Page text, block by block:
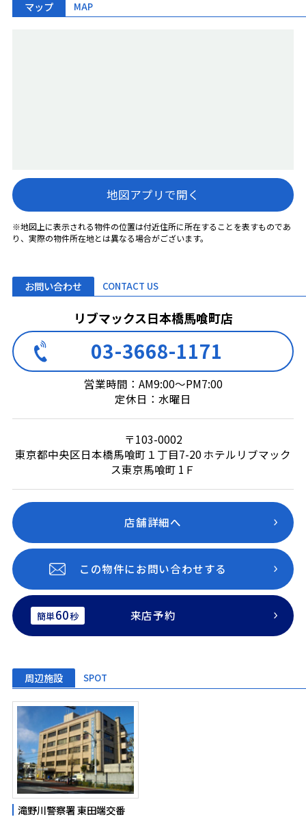
マップ MAP
地図アプリで開く
※地図上に表示される物件の位置は付近住所に所在することを表すものであ
り、実際の物件所在地とは異なる場合がございます。
お問い合わせ CONTACT US
リブマックス日本橋馬喰町店
03-3668-1171
営業時間：AM9:00～PM7:00
定休日：水曜日
〒103-0002
東京都中央区日本橋馬喰町１丁目7-20 ホテルリブマック
ス東京馬喰町 1Ｆ
店舗詳細へ
この物件にお問い合わせする
簡単60秒 来店予約
周辺施設 SPOT
滝野川警察署 東田端交番